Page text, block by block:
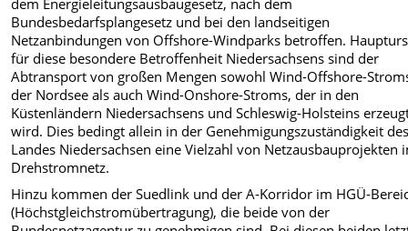
dem Energieleitungsausbaugesetz, nach dem
Bundesbedarfsplangesetz und bei den landseitigen
Netzanbindungen von Offshore-Windparks betroffen.
für diese besondere Betroffenheit Niedersachsens sind der
Abtransport von großen Mengen sowohl Wind-Offshore-
der Nordsee als auch Wind-Onshore-Stroms, der in den
Küstenländern Niedersachsens und Schleswig-Holsteins
wird. Dies bedingt allein in der Genehmigungszuständigkeit
Landes Niedersachsen eine Vielzahl von Netzausbauprojekten
Drehstromnetz.
Hinzu kommen der Suedlink und der A-Korridor im HGÜ-
(Höchstgleichstromübertragung), die beide von der